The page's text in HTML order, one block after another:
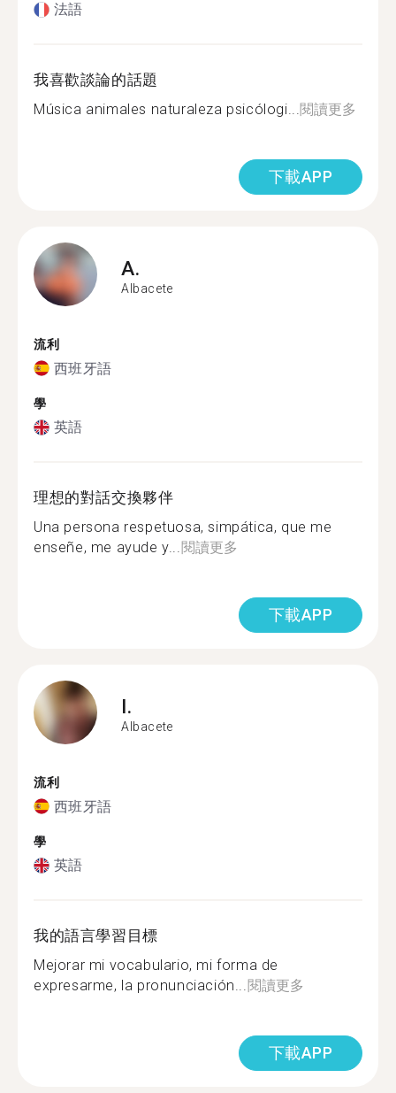
法語
我喜歡談論的話題
Música animales naturaleza psicólogi...閱讀更多
下載APP
A.
Albacete
流利
西班牙語
學
英語
理想的對話交換夥伴
Una persona respetuosa, simpática, que me
enseñe, me ayude y...閱讀更多
下載APP
I.
Albacete
流利
西班牙語
學
英語
我的語言學習目標
Mejorar mi vocabulario, mi forma de
expresarme, la pronunciación...閱讀更多
下載APP